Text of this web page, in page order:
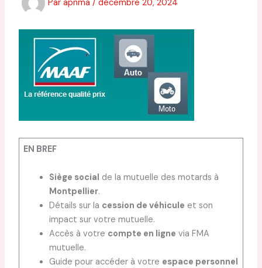
Par apnma / décembre 20, 2024
EN BREF
Siège social de la mutuelle des motards à
Montpellier.
Détails sur la cession de véhicule et son
impact sur votre mutuelle.
Accès à votre compte en ligne via FMA
mutuelle.
Guide pour accéder à votre espace personnel